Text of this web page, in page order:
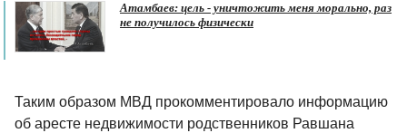
Атамбаев: цель - уничтожить меня морально, раз
не получилось физически
Таким образом МВД прокомментировало информацию
об аресте недвижимости родственников Равшана